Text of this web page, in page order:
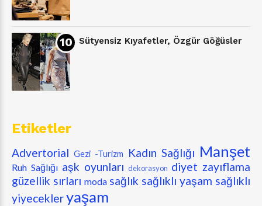
Sütyensiz Kıyafetler, Özgür Göğüsler
Etiketler
Advertorial Gezi -Turizm Kadın Sağlığı Manşet
Ruh Sağlığı aşk oyunları dekorasyon diyet zayıflama
güzellik sırları moda sağlık sağlıklı yaşam sağlıklı
yiyecekleryaşam